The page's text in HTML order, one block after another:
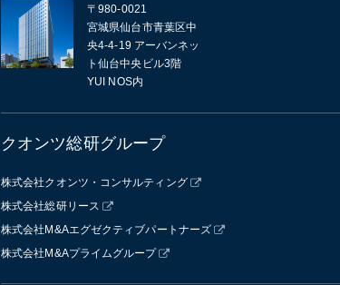
〒980-0021
宮城県仙台市青葉区中
央4-4-19 アーバンネッ
ト仙台中央ビル3階
YUI NOS内
クオンツ総研グループ
株式会社クオンツ・コンサルティング
株式会社総研リース
株式会社M&Aエグゼクティブパートナーズ
株式会社M&Aプライムグループ